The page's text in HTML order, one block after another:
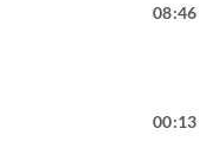
08:46
00:13